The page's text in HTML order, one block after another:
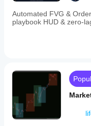
Automated FVG &
playbook HUD & zero-